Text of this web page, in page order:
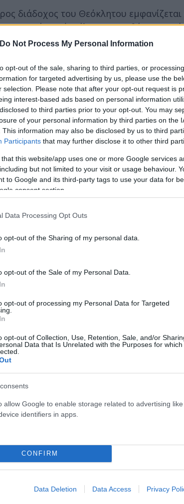
Do Not Process My Personal Information
opt-out of the sale, sharing to third parties, or
for targeted advertising by us, please use the
selection. Please note that after your opt-out request is
interest-based ads based on personal information
to third parties prior to your opt-out. You may
of your personal information by third parties on the
This information may also be disclosed by us to third
Participants that may further disclose it to other third
that this website/app uses one or more Google services
but not limited to your visit or usage behaviour.
to Google and its third-party tags to use your data for
consent section.
Data Processing Opt Outs
opt-out of the Sharing of my personal data.
opt-out of the Sale of my Personal Data.
opt-out of processing my Personal Data for Targeted
opt-out of Collection, Use, Retention, Sale, and/or
Data that Is Unrelated with the Purposes for which
allow Google to enable storage related to advertising
identifiers in apps.
CONFIRM
Data Deletion Data Access Privacy
διάδοχος του Θεόκλητου
Λαφτσής, ενώ, τέλος, για τη θέση του
του µμητροπολίτη Βρεσθένης,
Ιερώνυµου, ενώ τον
σε δύο φάσεις.
στο ψηφοδέλτιο του τα ονόματα
σχηματίζεται τριπρόσωπο δελτίο από
μητροπολίτες κατέρχονται στο